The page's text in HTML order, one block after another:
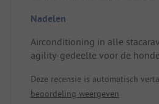
Nadelen
Airconditioning in alle
agility-gedeelte voor de
Deze recensie is automatisch
beoordeling weergeven